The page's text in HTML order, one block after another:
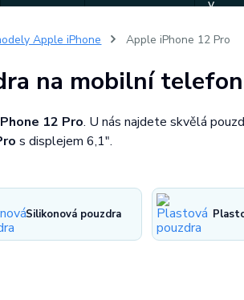
Apple iPhone Apple iPhone 12 Pro
na mobilní
12 Pro. U nás najdete skvělá
s displejem 6,1".
Silikonová pouzdra